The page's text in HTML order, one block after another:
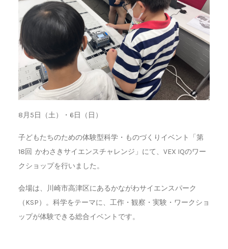
8月5日（土）・6日（日）
子どもたちのための体験型科学・ものづくりイベント「第
18回 かわさきサイエンスチャレンジ」にて、VEX IQのワー
クショップを行いました。
会場は、川崎市高津区にあるかながわサイエンスパーク
（KSP）。科学をテーマに、工作・観察・実験・ワークショ
ップが体験できる総合イベントです。